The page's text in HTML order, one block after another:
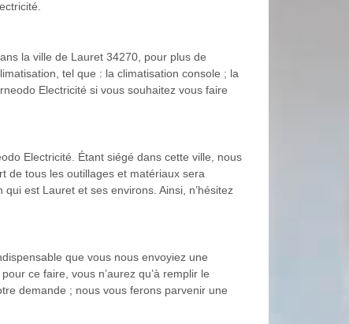
la ville de Lauret 34270, pour plus de
tel que : la climatisation console ; la
Electricité si vous souhaitez vous faire
Electricité. Étant siégé dans cette ville, nous
de tous les outillages et matériaux sera
est Lauret et ses environs. Ainsi, n’hésitez
que vous nous envoyiez une
ce faire, vous n’aurez qu’à remplir le
demande ; nous vous ferons parvenir une